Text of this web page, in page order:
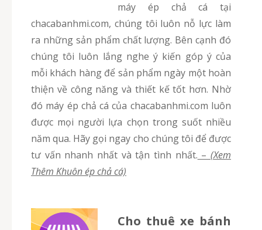
máy ép chả cá tại
chacabanhmi.com, chúng tôi luôn nỗ lực làm
ra những sản phẩm chất lượng. Bên cạnh đó
chúng tôi luôn lắng nghe ý kiến góp ý của
mỗi khách hàng để sản phẩm ngày một hoàn
thiện về công năng và thiết kế tốt hơn. Nhờ
đó máy ép chả cá của chacabanhmi.com luôn
được mọi người lựa chọn trong suốt nhiều
năm qua. Hãy gọi ngay cho chúng tôi để được
tư vấn nhanh nhất và tận tình nhất. –(Xem
Thêm Khuôn ép chả cá)
Cho thuê xe bánh